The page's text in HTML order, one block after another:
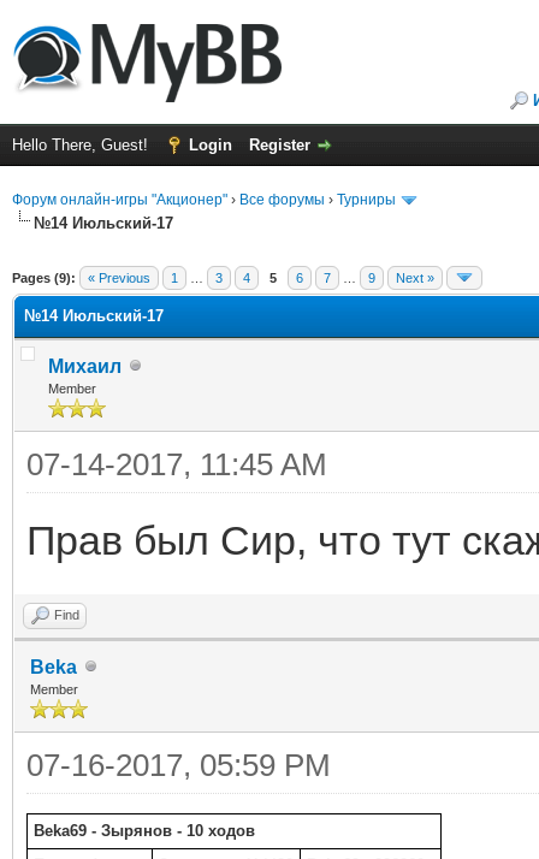
Hello There, Guest! Login Register
Форум онлайн-игры "Акционер" › Все форумы › Турниры
№14 Июльский-17
Pages (9): « Previous 1 3 4 5 6 7 9 Next »
№14 Июльский-17
Михаил
Member
07-14-2017, 11:45 AM
Прав был Сир, что тут
Find
Beka
Member
07-16-2017, 05:59 PM
Beka69 - Зырянов - 10 ходов